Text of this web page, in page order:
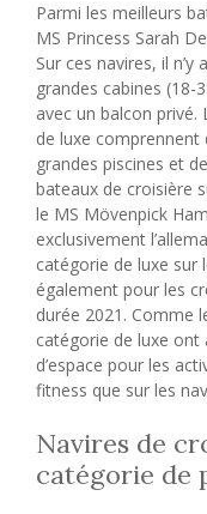
Parmi les meilleurs
MS Princess Sarah
Sur ces navires, il n’y
grandes cabines
avec un balcon
de luxe
grandes piscines et
bateaux de croisière
le MS Mövenpick
exclusivement
catégorie de luxe sur
également pour les
durée 2021. Comme
catégorie de luxe ont
d’espace pour les
fitness que sur les
Navires de
catégorie de